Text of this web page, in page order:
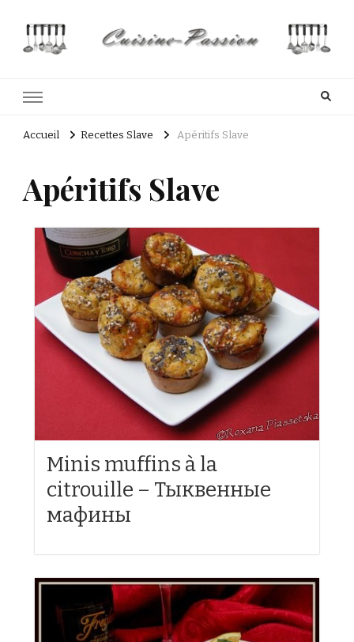
Accueil Recettes Slave Apéritifs Slave
Apéritifs Slave
Minis muffins à la
citrouille – Тыквенные
мафины